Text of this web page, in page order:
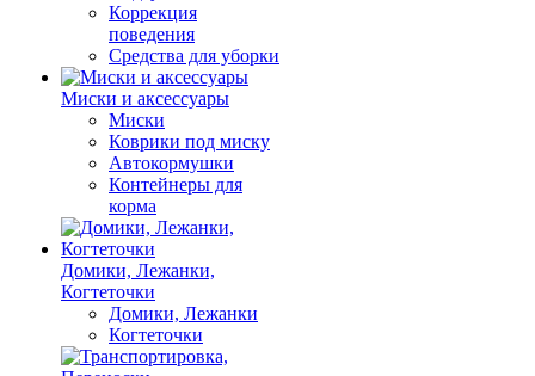
Коррекция
поведения
Средства для уборки
Миски и аксессуары
Миски
Коврики под миску
Автокормушки
Контейнеры для
корма
Домики, Лежанки,
Когтеточки
Домики, Лежанки
Когтеточки